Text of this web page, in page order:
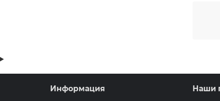
Информация Наши